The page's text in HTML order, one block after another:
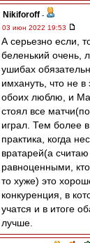
Nikiforoff -
03 июн 2022 19:53
А серьезно если,
беленький очень,
ушибах
имхануть, что не
обоих люблю, и
стоял все
играл. Тем более
практика, когда
вратарей(а
равноценными,
то хуже) это
конкуренция, в
учатся и в итоге
лучше.